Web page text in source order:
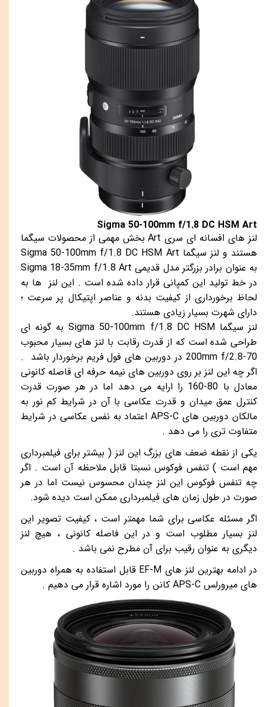
Sigma 50-100mm f/1.8 DC HSM Art
لنز های افسانه ای سری Art بخش مهمی از محصولات سیگما
هستند و لنز سیگما Sigma 50-100mm f/1.8 DC HSM Art
به عنوان برادر بزرگتر مدل قدیمی Sigma 18-35mm f/1.8 Art
در خط تولید این کمپانی قرار داده شده است . این لنز ها به
لحاظ برخورداری از کیفیت بدنه و عناصر اپتیکال پر سرعت ؛
دارای شهرت بسیار زیادی هستند.
لنز سیگماSigma 50-100mm f/1.8 DC HSMبه گونه ای
طراحی شده است که از قدرت رقابت با لنز های بسیار محبوب
70-200mm f/2.8
در دوربین های فول فریم برخوردار باشد .
اگر چه این لنز بر روی دوربین های نیمه حرفه ای فاصله کانونی
معادل با
80-160 را ارایه می دهد اما در هر صورت قدرت
کنترل عمق میدان و قدرت عکاسی با آن در شرایط کم نور به
مالکان دوربین های APS-C اعتماد به نفس عکاسی در شرایط
متفاوت تری را می دهد .
یکی از نقطه ضعف های بزرگ این لنز ( بیشتر برای فیلمبرداری
مهم است ) تنفس فوکوس نسبتا قابل ملاحظه آن است . اگر
چه تنفس فوکوس این لنز چندان محسوس نیست اما در هر
صورت در طول زمان های فیلمبرداری ممکن است دیده شود.
اگر مسئله عکاسی برای شما مهمتر است ، کیفیت تصویر این
لنز بسیار مطلوب است و در این فاصله کانونی ، هیچ لنز
دیگری به عنوان رقیب برای آن مطرح نمی باشد .
در ادامه بهترین لنز های
EF-M قابل استفاده به همراه دوربین
های میرورلس APS-C
کانن را مورد اشاره قرار می دهیم .